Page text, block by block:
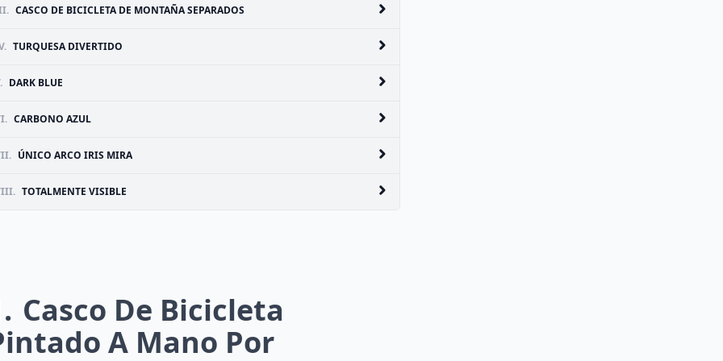
CASCO DE BICICLETA DE MONTAÑA SEPARADOS
TURQUESA DIVERTIDO
DARK BLUE
CARBONO AZUL
ÚNICO ARCO IRIS MIRA
TOTALMENTE VISIBLE
Casco De Bicicleta
A Mano Por